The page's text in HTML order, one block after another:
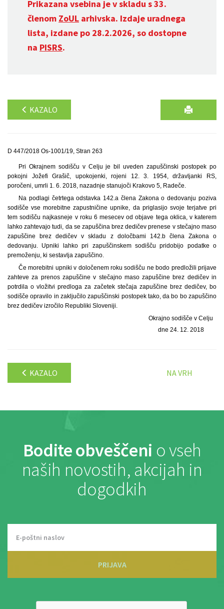
Prikazana vsebina je v skladu s 33.
členom ZoUL arhivska. Izdaje uradnega
lista, izdane po 28.2.2026, so dostopne
na PISRS.
KAZALO
D 447/2018 Os-1001/19, Stran 263
Pri Okrajnem sodišču v Celju je bil uveden zapuščinski postopek po
pokojni Jožefi Grašič, upokojenki, rojeni 12. 3. 1954, državljanki RS,
poročeni, umrli 1. 6. 2018, nazadnje stanujoči Krakovo 5, Radeče.
Na podlagi četrtega odstavka 142.a člena Zakona o dedovanju poziva
sodišče vse morebitne zapustničine upnike, da priglasijo svoje terjatve pri
tem sodišču najkasneje v roku 6 mesecev od objave tega oklica, v katerem
lahko zahtevajo tudi, da se zapuščina brez dedičev prenese v stečajno maso
zapuščine brez dedičev v skladu z določbami 142.b člena Zakona o
dedovanju. Upniki lahko pri zapuščinskem sodišču pridobijo podatke o
premoženju, ki sestavlja zapuščino.
Če morebitni upniki v določenem roku sodišču ne bodo predložili prijave
zahteve za prenos zapuščine v stečajno maso zapuščine brez dedičev in
potrdila o vložitvi predloga za začetek stečaja zapuščine brez dedičev, bo
sodišče opravilo in zaključilo zapuščinski postopek tako, da bo bo zapuščino
brez dedičev izročilo Republiki Sloveniji.
Okrajno sodišče v Celju
dne 24. 12. 2018
KAZALO NA VRH
Bodite obveščeni o vseh
naših novostih, akcijah in
dogodkih
PRIJAVA